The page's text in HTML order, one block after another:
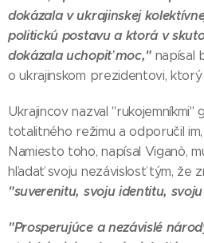
dokázala v ukrajinskej
politickú postavu a ktorá v
dokázala uchopiť moc," napísal
o ukrajinskom prezidentovi, ktorý
Ukrajincov nazval "rukojemníkmi"
totalitného režimu a odporučil
Namiesto toho, napísal Viganò,
hľadať svoju nezávislosť tým, že
"suverenitu, svoju identitu,
"Prosperujúce a nezávislé